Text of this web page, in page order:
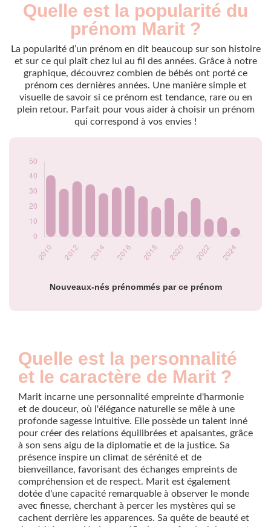
Quelle est la popularité du
prénom Marit ?
La popularité d’un prénom en dit beaucoup sur son histoire
et sur ce qui plaît chez lui au fil des années. Grâce à notre
graphique, découvrez combien de bébés ont porté ce
prénom ces dernières années. Une manière simple et
visuelle de savoir si ce prénom est tendance, rare ou en
plein retour. Parfait pour vous aider à choisir un prénom
qui correspond à vos envies !
Nouveaux-nés prénommés par ce prénom
Popularité du
Année
Nouveaux-
nés
2010
41
2011
32
2012
37
2013
35
2014
29
2015
33
2019
2020
17
2021
2022
2023
6
Quelle est la personnalité
et le caractère de Marit ?
Marit incarne une personnalité empreinte d'harmonie
et de douceur, où l'élégance naturelle se mêle à une
profonde sagesse intuitive. Elle possède un talent inné
pour créer des relations équilibrées et apaisantes, grâce
à son sens aigu de la diplomatie et de la justice. Sa
présence inspire un climat de sérénité et de
bienveillance, favorisant des échanges empreints de
compréhension et de respect. Marit est également
dotée d'une capacité remarquable à observer le monde
avec finesse, cherchant à percer les mystères qui se
cachent derrière les apparences. Sa quête de beauté et